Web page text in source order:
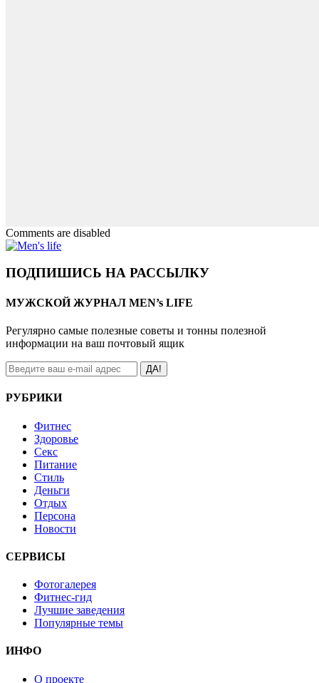
Comments are disabled
ПОДПИШИСЬ НА РАССЫЛКУ
МУЖСКОЙ ЖУРНАЛ MEN’s LIFE
Регулярно самые полезные советы и тонны полезной
информации на ваш почтовый ящик
ДА!
РУБРИКИ
Фитнес
Здоровье
Секс
Питание
Стиль
Деньги
Отдых
Персона
Новости
СЕРВИСЫ
Фотогалерея
Фитнес-гид
Лучшие заведения
Популярные темы
ИНФО
О проекте